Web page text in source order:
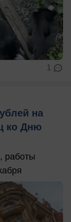
1
на
ко Дню
работы